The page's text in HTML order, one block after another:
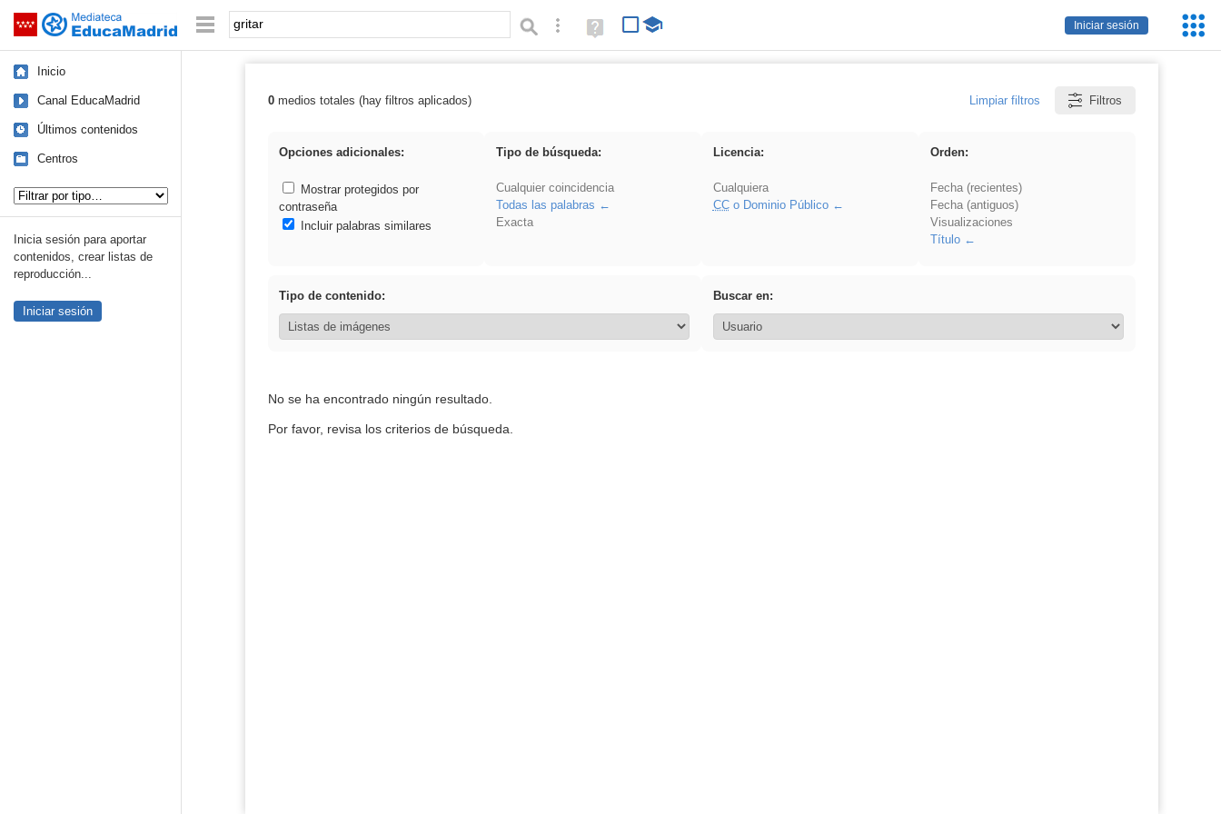
Saltar navegación
Iniciar sesión
Palabra o frase: Búsqueda avanzada
Ayuda
(en
Inicio
Canal EducaMadrid
Últimos contenidos
Centros
Inicia sesión para aportar
contenidos, crear listas de
reproducción...
Iniciar sesión
Resultados de: gritar
0medios totales (hay filtros aplicados) Limpiar filtros Filtros
Opciones adicionales:
Mostrar protegidos por
contraseña
Incluir palabras similares
Tipo de búsqueda:
Cualquier coincidencia
Todas las palabras
Exacta
Licencia:
Cualquiera
CCo Dominio Público
Orden:
Fecha (recientes)
Fecha (antiguos)
Visualizaciones
Título
Tipo de contenido: Buscar en:
No se ha encontrado ningún resultado.
Por favor, revisa los criterios de búsqueda.